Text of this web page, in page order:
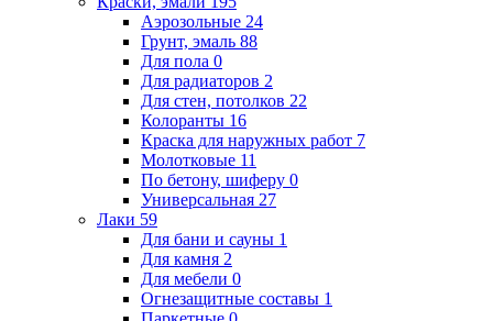
Аэрозольные 24
Грунт, эмаль 88
Для пола 0
Для радиаторов 2
Для стен, потолков 22
Колоранты 16
Краска для наружных работ 7
Молотковые 11
По бетону, шиферу 0
Универсальная 27
Лаки 59
Для бани и сауны 1
Для камня 2
Для мебели 0
Огнезащитные составы 1